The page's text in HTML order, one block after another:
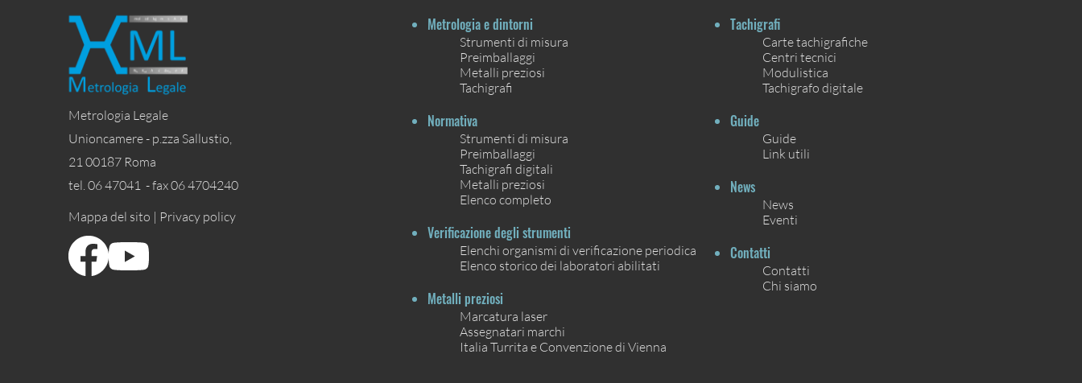
Metrologia Legale
Unioncamere - p.zza Sallustio,
21 00187 Roma
tel. 06 47041 - fax 06 4704240
Mappa del sito | Privacy policy
Metrologia e dintorni
Strumenti di misura
Preimballaggi
Metalli preziosi
Tachigrafi
Normativa
Strumenti di misura
Preimballaggi
Tachigrafi digitali
Metalli preziosi
Elenco completo
Verificazione degli strumenti
Elenchi organismi di verificazione periodica
Elenco storico dei laboratori abilitati
Metalli preziosi
Marcatura laser
Assegnatari marchi
Italia Turrita e Convenzione di Vienna
Tachigrafi
Carte tachigrafiche
Centri tecnici
Modulistica
Tachigrafo digitale
Guide
Guide
Link utili
News
News
Eventi
Contatti
Contatti
Chi siamo